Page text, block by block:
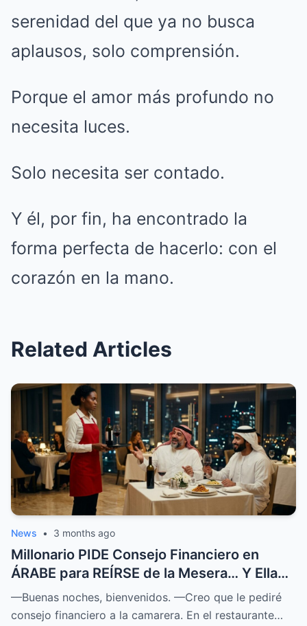
serenidad del que ya no busca
aplausos, solo comprensión.
Porque el amor más profundo no
necesita luces.
Solo necesita ser contado.
Y él, por fin, ha encontrado la
forma perfecta de hacerlo: con el
corazón en la mano.
Related Articles
News • 3 months ago
Millonario PIDE Consejo Financiero en
ÁRABE para REÍRSE de la Mesera… Y Ella
SOPRENDIÓ a Todos
—Buenas noches, bienvenidos. —Creo que le pediré
consejo financiero a la camarera. En el restaurante…